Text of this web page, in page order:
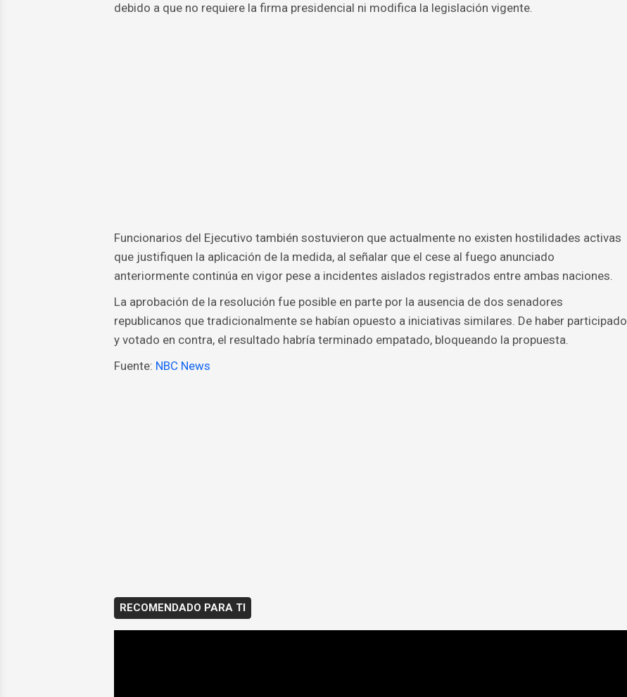
debido a que no requiere la firma presidencial ni modifica la legislación vigente.
Funcionarios del Ejecutivo también sostuvieron que actualmente no existen hostilidades activas
que justifiquen la aplicación de la medida, al señalar que el cese al fuego anunciado
anteriormente continúa en vigor pese a incidentes aislados registrados entre ambas naciones.
La aprobación de la resolución fue posible en parte por la ausencia de dos senadores
republicanos que tradicionalmente se habían opuesto a iniciativas similares. De haber participado
y votado en contra, el resultado habría terminado empatado, bloqueando la propuesta.
Fuente: NBC News
RECOMENDADO PARA TI